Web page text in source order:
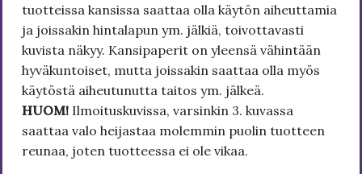
tuotteissa kansissa saattaa olla käytön aiheuttamia
ja joissakin hintalapun ym. jälkiä, toivottavasti
kuvista näkyy. Kansipaperit on yleensä vähintään
hyväkuntoiset, mutta joissakin saattaa olla myös
käytöstä aiheutunutta taitos ym. jälkeä.
HUOM! Ilmoituskuvissa, varsinkin 3. kuvassa
saattaa valo heijastaa molemmin puolin tuotteen
reunaa, joten tuotteessa ei ole vikaa.